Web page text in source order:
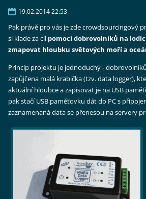
19.02.2014 22:53
Pak právě pro vás je zde crowdsourcingový
si klade za cíl pomocí dobrovolníků na
zmapovat hloubku světových moří a
Princip projektu je jednoduchý -
zapůjčena malá krabička (tzv. data logger),
aktuální hloubce a zapisovat je na USB
pak stačí USB paměťovku dát do PC s
zaznamenaná data se přenesou na servery